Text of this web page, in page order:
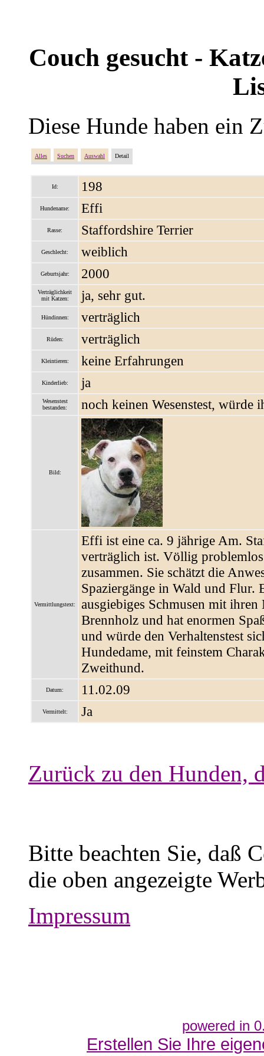
Couch gesucht -
Diese Hunde haben ein
Alles Suchen Auswahl Detail
Id: 198
Hundename: Effi
Rasse: Staffordshire Terrier
Geschlecht: weiblich
Geburtsjahr: 2000
Verträglichkeit
mit Katzen:
ja, sehr gut.
Hündinnen: verträglich
Rüden: verträglich
Kleintieren: keine Erfahrungen
Kinderlieb: ja
Wesenstest
bestanden:
noch keinen Wesenstest, würde
Bild:
Vermittlungstext:
Effi ist eine ca. 9 jährige Am.
verträglich ist. Völlig
zusammen. Sie schätzt die
Spaziergänge in Wald und Flur.
ausgiebiges Schmusen mit
Brennholz und hat enormen
und würde den Verhaltenstest
Hundedame, mit feinstem
Zweithund.
Datum: 11.02.09
Vermittelt: Ja
Zurück zu den Hunden,
Bitte beachten Sie, daß
die oben angezeigte
Impressum
powered in
Erstellen Sie Ihre